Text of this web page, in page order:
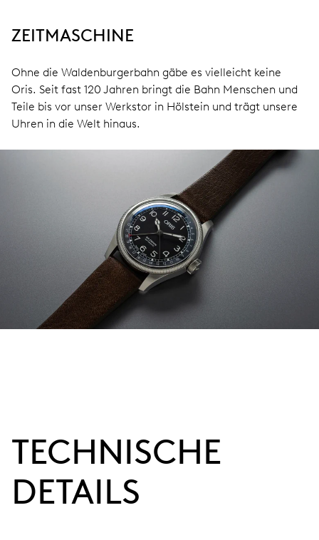
ZEITMASCHINE
Ohne die Waldenburgerbahn gäbe es vielleicht keine
Oris. Seit fast 120 Jahren bringt die Bahn Menschen und
Teile bis vor unser Werkstor in Hölstein und trägt unsere
Uhren in die Welt hinaus.
TECHNISCHE
DETAILS